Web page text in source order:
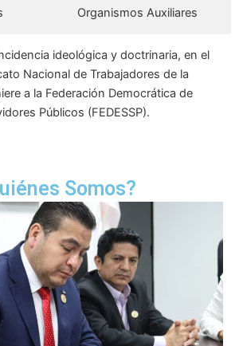
Organismos Auxiliares
ideológica y doctrinaria, en el
Nacional de Trabajadores de la
a la Federación Democrática de
Públicos (FEDESSP).
Somos?